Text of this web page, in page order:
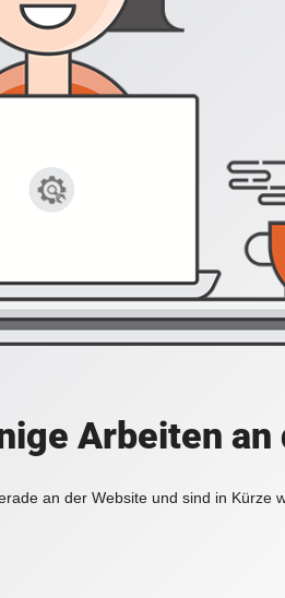
Arbeiten an
an der Website und sind in Kürze